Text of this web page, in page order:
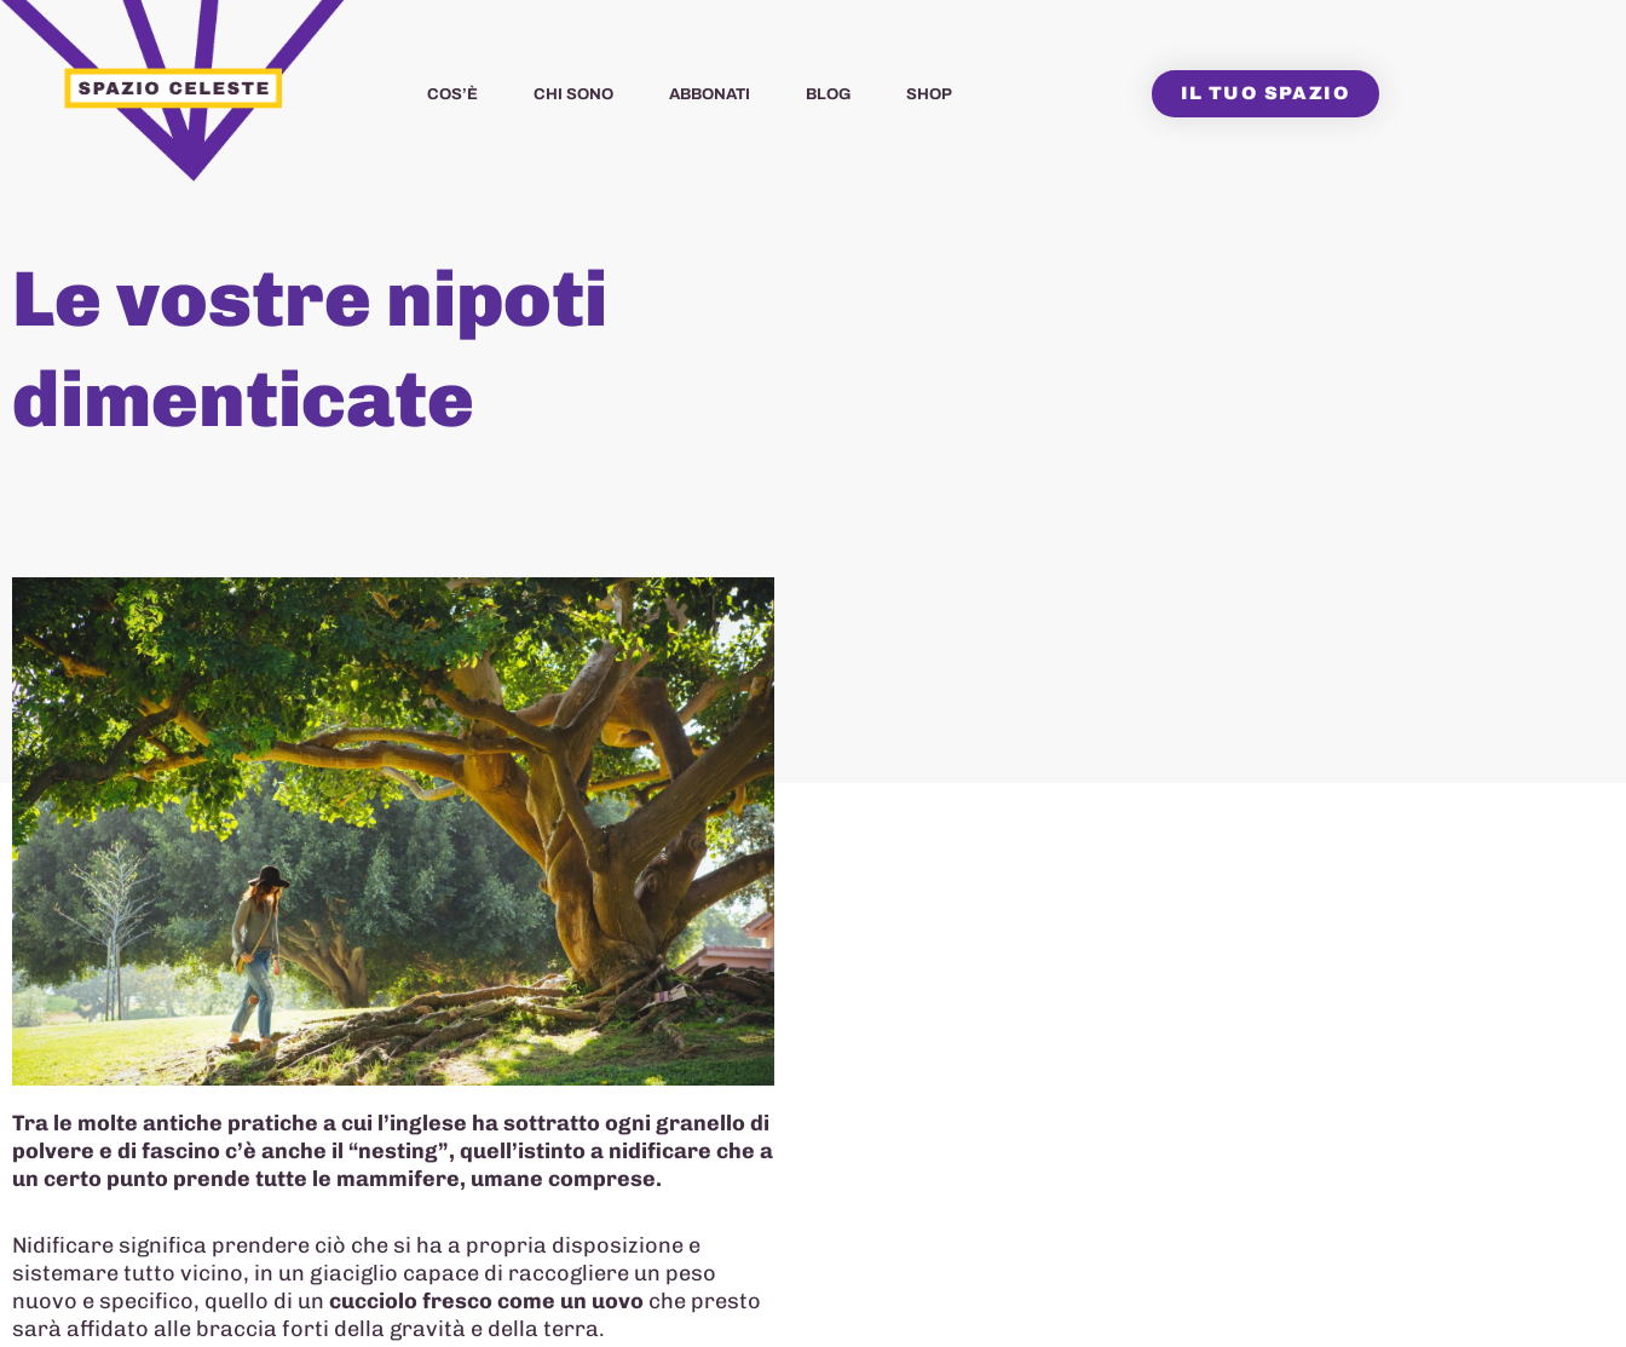
Vai
contenuto
COS’È CHI SONO ABBONATI BLOG SHOP IL TUO SPAZIO
Le vostre nipoti
dimenticate
Tra le molte antiche pratiche a cui l’inglese ha sottratto ogni granello di
polvere e di fascino c’è anche il “nesting”, quell’istinto a nidificare che a
un certo punto prende tutte le mammifere, umane comprese.
Nidificare significa prendere ciò che si ha a propria disposizione e
sistemare tutto vicino, in un giaciglio capace di raccogliere un peso
nuovo e specifico, quello di un cucciolo fresco come un uovo che presto
sarà affidato alle braccia forti della gravità e della terra.